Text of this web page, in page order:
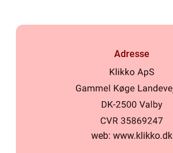
Adresse
web: www.klikko.dk